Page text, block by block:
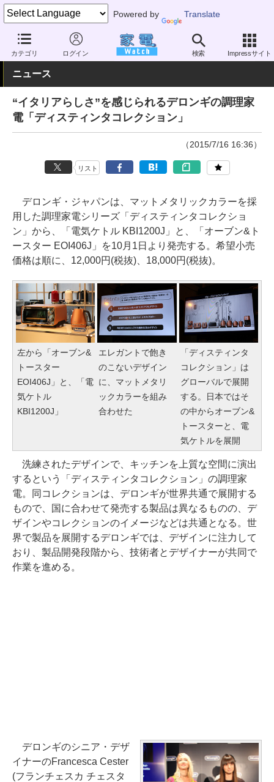
Powered by Translate
カテゴリ ログイン 検索 Impressサイト
家電 Watch 生活家電 キッチン家電 オーブントースター
ニュース
“イタリアらしさ”を感じられるデロンギの調理家
電「ディスティンタコレクション」
（2015/7/16 16:36）
リスト
デロンギ・ジャパンは、マットメタリックカラーを採
用した調理家電シリーズ「ディスティンタコレクショ
ン」から、「電気ケトル KBI1200J」と、「オーブン&ト
ースター EOI406J」を10月1日より発売する。希望小売
価格は順に、12,000円(税抜)、18,000円(税抜)。
左から「オーブン&
トースター
EOI406J」と、「電
気ケトル
KBI1200J」
エレガントで飽き
のこないデザイン
に、マットメタリ
ックカラーを組み
合わせた
「ディスティンタ
コレクション」は
グローバルで展開
する。日本ではそ
の中からオーブン&
トースターと、電
気ケトルを展開
洗練されたデザインで、キッチンを上質な空間に演出
するという「ディスティンタコレクション」の調理家
電。同コレクションは、デロンギが世界共通で展開する
もので、国に合わせて発売する製品は異なるものの、デ
ザインやコレクションのイメージなどは共通となる。世
界で製品を展開するデロンギでは、デザインに注力して
おり、製品開発段階から、技術者とデザイナーが共同で
作業を進める。
デロンギのシニア・デザ
イナーのFrancesca Cester
(フランチェスカ チェスタ